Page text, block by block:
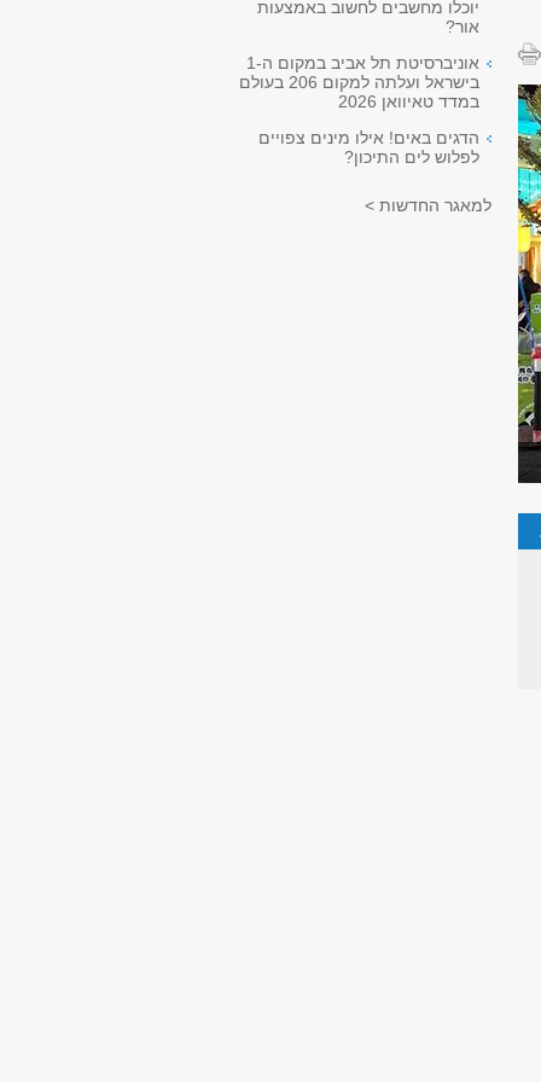
יוכלו מחשבים לחשוב באמצעות
אור?
אוניברסיטת תל אביב במקום ה-1
בישראל ועלתה למקום 206 בעולם
במדד טאיוואן 2026
הדגים באים! אילו מינים צפויים
לפלוש לים התיכון?
למאגר החדשות >